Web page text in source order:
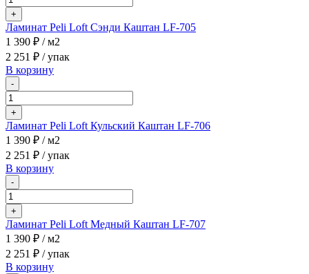
+
Ламинат Peli Loft Сэнди Каштан LF-705
1 390 ₽ / м2
2 251 ₽ / упак
В корзину
-
+
Ламинат Peli Loft Кульский Каштан LF-706
1 390 ₽ / м2
2 251 ₽ / упак
В корзину
-
+
Ламинат Peli Loft Медный Каштан LF-707
1 390 ₽ / м2
2 251 ₽ / упак
В корзину